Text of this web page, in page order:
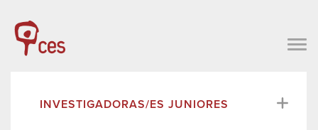
INVESTIGADORAS/ES JUNIORES